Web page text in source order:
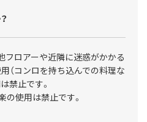
フロアーや近隣に迷惑がかかる
（コンロを持ち込んでの料理な
禁止です。
の使用は禁止です。